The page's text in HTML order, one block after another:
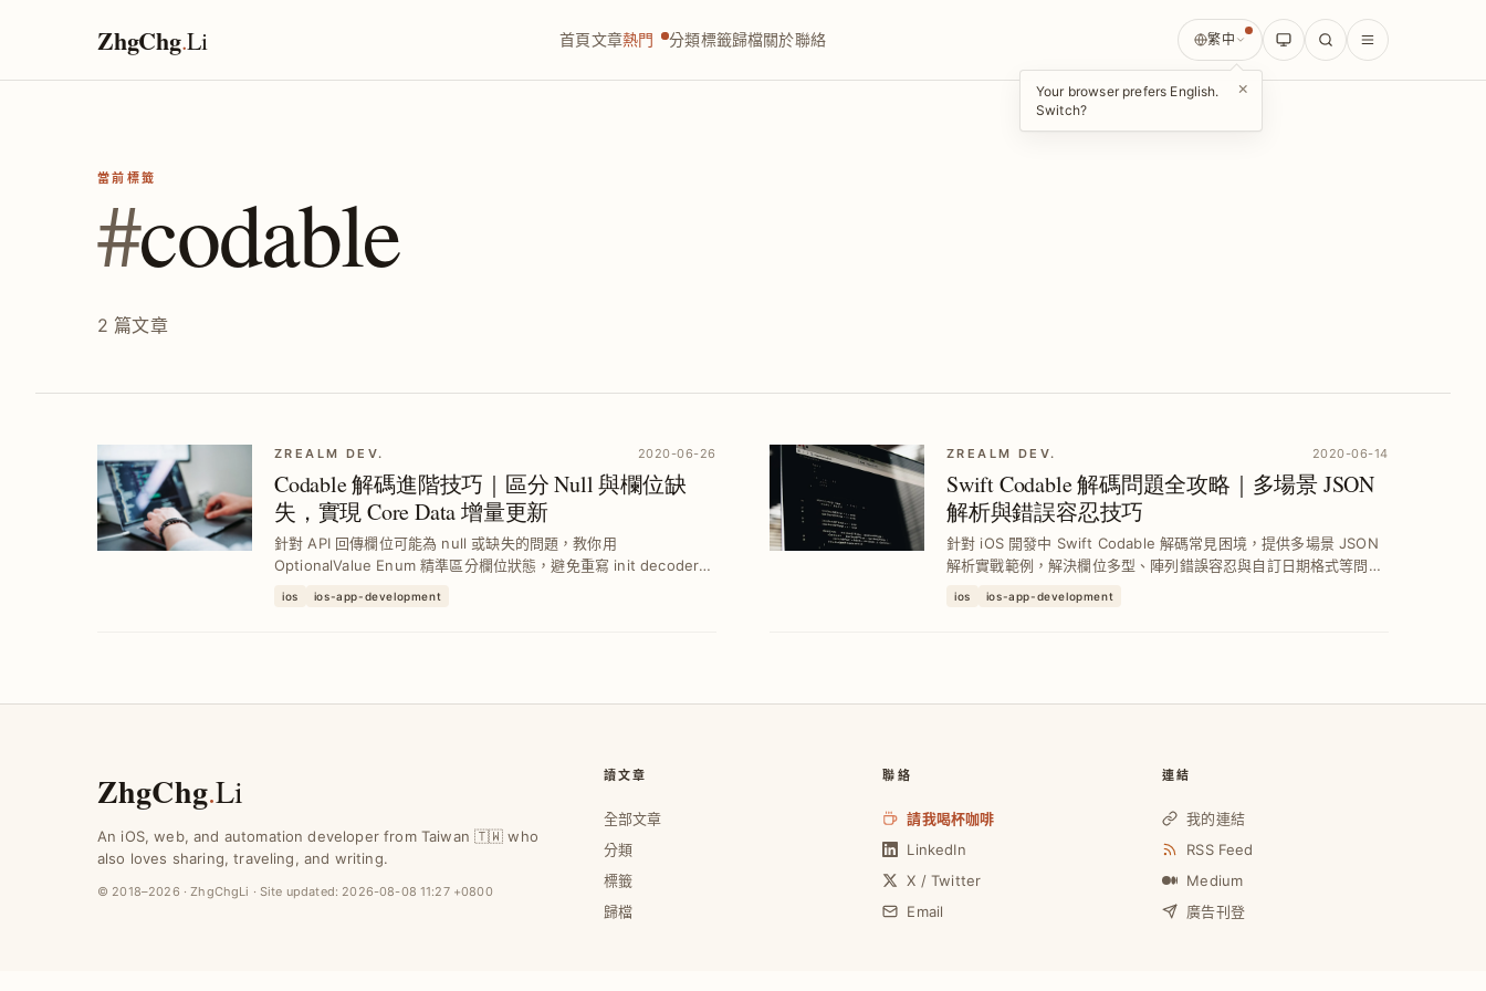
ZhgChg.Li 首頁文章熱門 分類標籤歸檔關於聯絡 繁中
Your browser prefers English.
Switch?
×
當前標籤
#codable
2 篇文章
ZREALM DEV. 2020-06-26
Codable 解碼進階技巧｜區分 Null 與欄位缺
失，實現 Core Data 增量更新
針對 API 回傳欄位可能為 null 或缺失的問題，教你用
OptionalValue Enum 精準區分欄位狀態，避免重寫 init decoder，
ios ios-app-development
ZREALM DEV. 2020-06-14
Swift Codable 解碼問題全攻略｜多場景 JSON
解析與錯誤容忍技巧
針對 iOS 開發中 Swift Codable 解碼常見困境，提供多場景 JSON
解析實戰範例，解決欄位多型、陣列錯誤容忍與自訂日期格式等問
ios ios-app-development
ZhgChg.Li
An iOS, web, and automation developer from Taiwan 🇹🇼 who
also loves sharing, traveling, and writing.
© 2018–2026 · ZhgChgLi · Site updated: 2026-08-08 11:27 +0800
讀文章
全部文章
分類
標籤
歸檔
聯絡
請我喝杯咖啡
LinkedIn
X / Twitter
Email
連結
我的連結
RSS Feed
Medium
廣告刊登